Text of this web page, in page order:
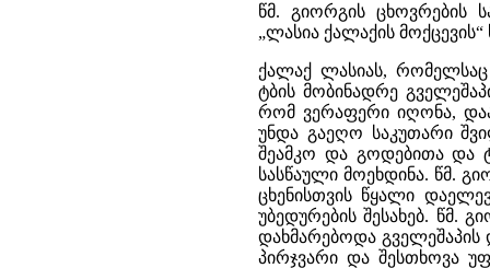
წმ. გიორგის ცხოვრების
„ლასია ქალაქის
ქალაქ ლასიას, რომელსაც
ტბის მობინადრე
რომ ვერაფერი იღონა,
უნდა გაეღო საკუთარი
შეამკო და გოდებითა და
სასწაული მოეხდინა. წმ.
ცხენისთვის წყალი
უბედურების შესახებ. წმ.
დახმარებოდა გველეშაპის
პირჯვარი და შესთხოვა